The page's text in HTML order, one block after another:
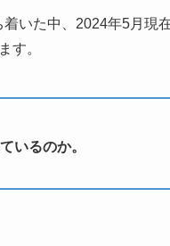
いた中、2024年5月現
す。
いるのか。